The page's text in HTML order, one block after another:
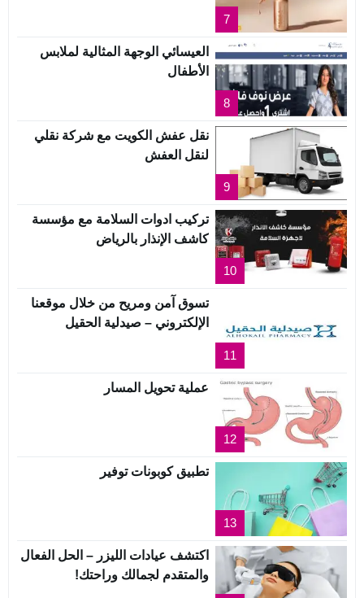
7
8
العيسائي الوجهة المثالية لملابس
الأطفال
9
نقل عفش الكويت مع شركة نقلي
لنقل العفش
10
تركيب ادوات السلامة مع مؤسسة
كاشف الإنذار بالرياض
11
تسوق آمن ومريح من خلال موقعنا
الإلكتروني – صيدلية الحقيل
12
عملية تحويل المسار
13
تطبيق كوبونات توفير
اكتشف عيادات الليزر – الحل الفعال
والمتقدم لجمالك وراحتك!